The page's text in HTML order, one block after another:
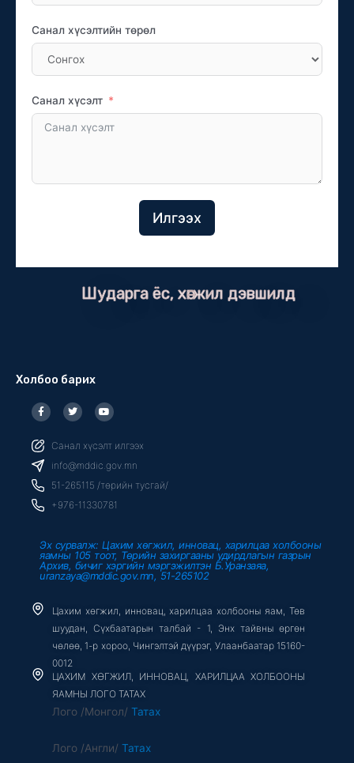
Санал хүсэлтийн төрөл
Санал хүсэлт
Илгээх
Шударга ёс, хөгжил дэвшилд
Холбоо барих
F
a
c
b
o
o
k
f
T
w
i
t
e
r
Y
o
u
u
b
e
Санал хүсэлт илгээх
info@mddic.gov.mn
51-265115 /төрийн тусгай/
+976-11330781
Эх сурвалж: Цахим хөгжил, инновац, харилцаа холбооны
яамны 105 тоот, Төрийн захиргааны удирдлагын газрын
Архив, бичиг хэргийн мэргэжилтэн Б.Уранзаяа,
uranzaya@mddic.gov.mn, 51-265102
Цахим хөгжил, инновац, харилцаа холбооны яам, Төв
шуудан, Сүхбаатарын талбай - 1, Энх тайвны өргөн
чөлөө, 1-р хороо, Чингэлтэй дүүрэг, Улаанбаатар 15160-
0012
ЦАХИМ ХӨГЖИЛ, ИННОВАЦ, ХАРИЛЦАА ХОЛБООНЫ
ЯАМНЫ ЛОГО ТАТАХ
Лого /Монгол/ Татах
Лого /Англи/ Татах